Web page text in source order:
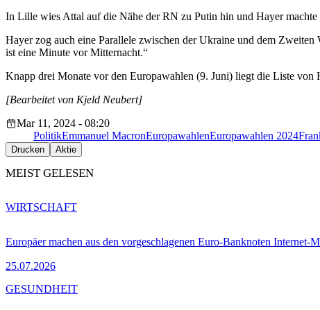
In Lille wies Attal auf die Nähe der RN zu Putin hin und Hayer machte
Hayer zog auch eine Parallele zwischen der Ukraine und dem
ist eine Minute vor Mitternacht.“
Knapp drei Monate vor den Europawahlen (9. Juni) liegt die Liste
[Bearbeitet von Kjeld Neubert]
Mar 11, 2024 - 08:20
PolitikEmmanuel MacronEuropawahlenEuropawahlen 2024
Drucken Aktie
MEIST GELESEN
Europäer machen aus den vorgeschlagenen Euro-Banknoten Internet-
25.07.2026
WIRTSCHAFT
GESUNDHEIT